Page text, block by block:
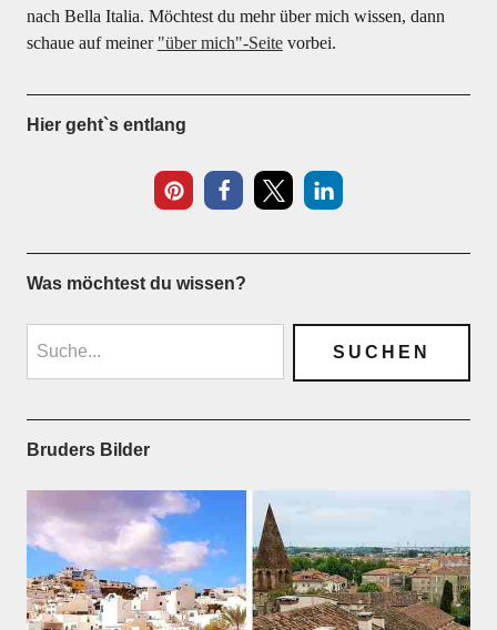
nach Bella Italia. Möchtest du mehr über mich wissen, dann
schaue auf meiner "über mich"-Seitevorbei.
Hier geht`s entlang
Was möchtest du wissen?
Bruders Bilder